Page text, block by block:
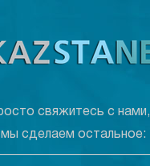
свяжитесь с нами,
сделаем остальное: